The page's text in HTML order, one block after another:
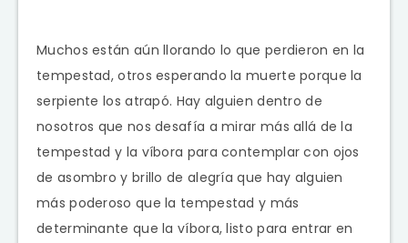
Muchos están aún llorando lo que perdieron en la
tempestad, otros esperando la muerte porque la
serpiente los atrapó. Hay alguien dentro de
nosotros que nos desafía a mirar más allá de la
tempestad y la víbora para contemplar con ojos
de asombro y brillo de alegría que hay alguien
más poderoso que la tempestad y más
determinante que la víbora, listo para entrar en